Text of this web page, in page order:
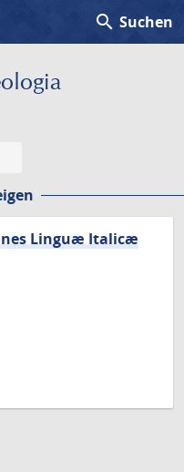
search Suchen
Linguæ Italicæ